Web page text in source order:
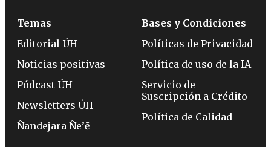
Temas
Editorial ÚH
Noticias positivas
Pódcast ÚH
Newsletters ÚH
Ñandejara Ñe’ẽ
Bases y Condiciones
Políticas de Privacidad
Política de uso de la IA
Servicio de
Suscripción a Crédito
Política de Calidad